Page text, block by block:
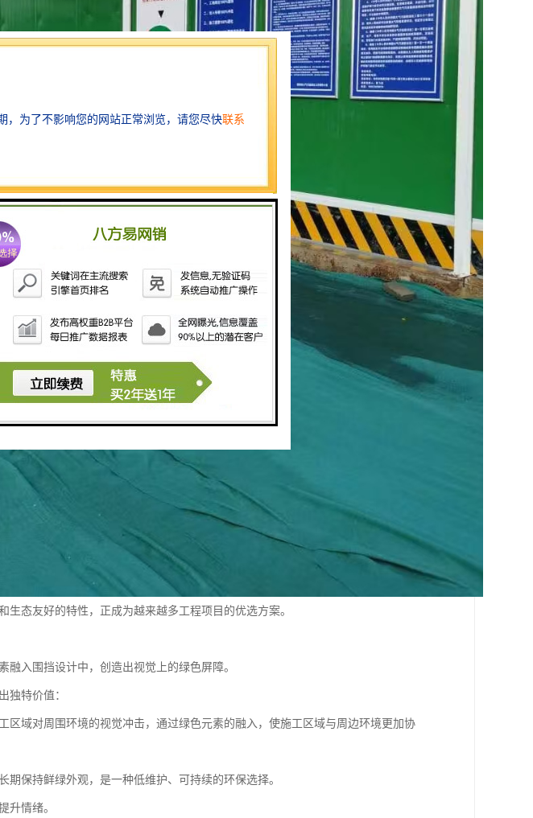
态友好的特性，正成为越来越多工程项目的优选方案。
入围挡设计中，创造出视觉上的绿色屏障。
独特价值：
区域对周围环境的视觉冲击，通过绿色元素的融入，使施工区域与周边环境更加协
保持鲜绿外观，是一种低维护、可持续的环保选择。
升情绪。